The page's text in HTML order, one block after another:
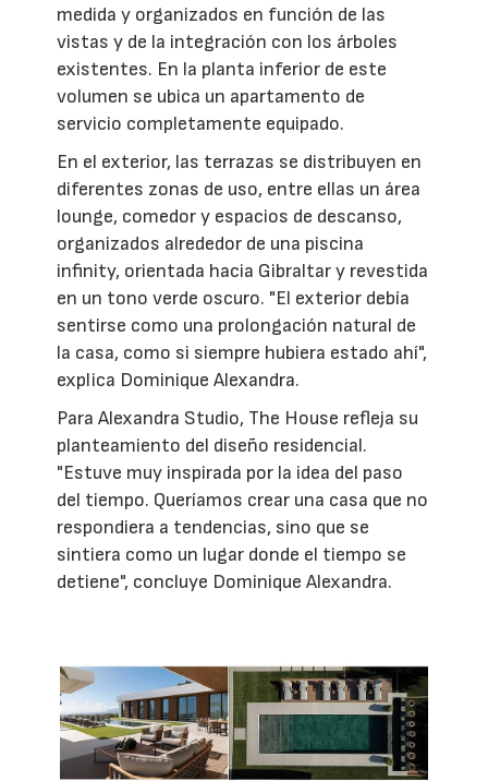
medida y organizados en función de las
vistas y de la integración con los árboles
existentes. En la planta inferior de este
volumen se ubica un apartamento de
servicio completamente equipado.
En el exterior, las terrazas se distribuyen en
diferentes zonas de uso, entre ellas un área
lounge, comedor y espacios de descanso,
organizados alrededor de una piscina
infinity, orientada hacia Gibraltar y revestida
en un tono verde oscuro. "El exterior debía
sentirse como una prolongación natural de
la casa, como si siempre hubiera estado ahí",
explica Dominique Alexandra.
Para Alexandra Studio, The House refleja su
planteamiento del diseño residencial.
"Estuve muy inspirada por la idea del paso
del tiempo. Queríamos crear una casa que no
respondiera a tendencias, sino que se
sintiera como un lugar donde el tiempo se
detiene", concluye Dominique Alexandra.